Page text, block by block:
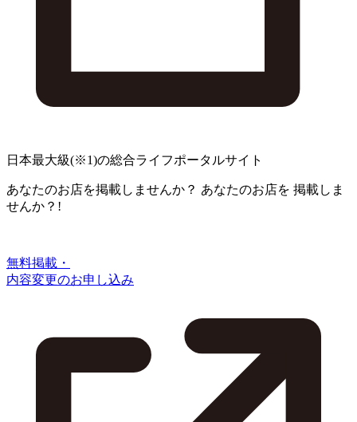
日本最大級(※1)の総合ライフポータルサイト
あなたのお店を掲載しませんか？ あなたのお店を 掲載しま
せんか？!
無料掲載・
内容変更のお申し込み